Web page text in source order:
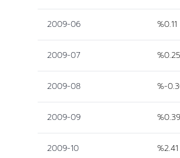
2009-06 %0.11
2009-07 %0.25
2009-08 %-
2009-09 %0.39
2009-10 %2.41